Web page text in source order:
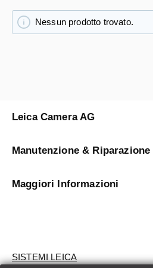
Nessun prodotto trovato.
Leica Camera AG
Manutenzione & Riparazione
Maggiori Informazioni
SISTEMI LEICA